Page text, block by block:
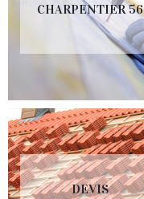
CHARPENTIER 56
DEVIS